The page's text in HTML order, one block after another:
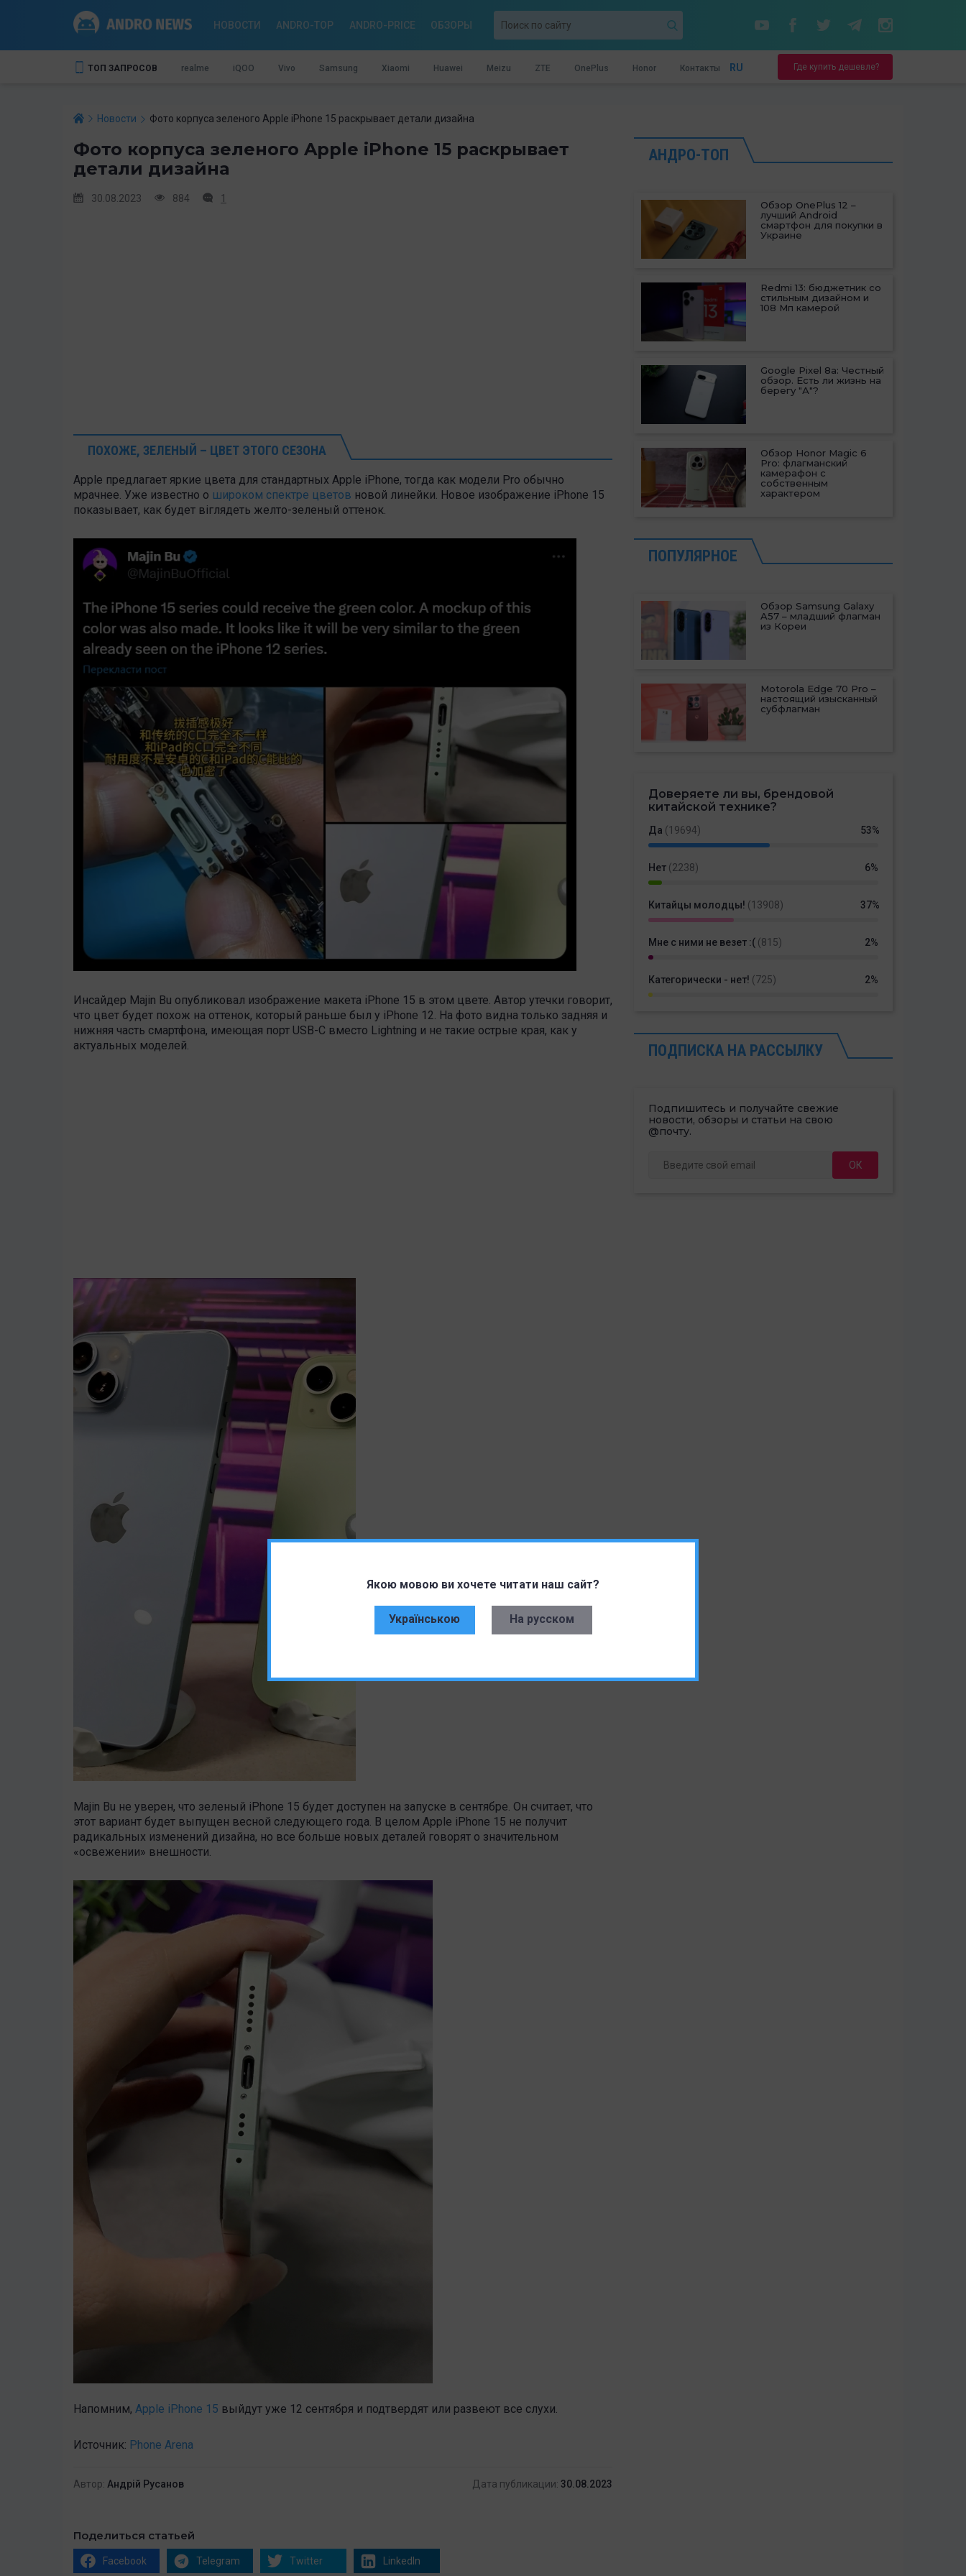
Якою мовою ви хочете читати наш сайт?
Українською На русском
НОВОСТИ ANDRO-TOP ANDRO-PRICE ОБЗОРЫ
ТОП ЗАПРОСОВ realme iQOO Vivo Samsung Xiaomi Huawei Meizu ZTE OnePlus Honor Контакты RU Где купить дешевле?
Новости Фото корпуса зеленого Apple iPhone 15 раскрывает детали дизайна
Фото корпуса зеленого Apple iPhone 15 раскрывает
детали дизайна
30.08.2023 884 1
ПОХОЖЕ, ЗЕЛЕНЫЙ – ЦВЕТ ЭТОГО СЕЗОНА
Apple предлагает яркие цвета для стандартных Apple iPhone, тогда как модели Pro обычно
мрачнее. Уже известно о широком спектре цветов новой линейки. Новое изображение iPhone 15
показывает, как будет віглядеть желто-зеленый оттенок.
Инсайдер Majin Bu опубликовал изображение макета iPhone 15 в этом цвете. Автор утечки говорит,
что цвет будет похож на оттенок, который раньше был у iPhone 12. На фото видна только задняя и
нижняя часть смартфона, имеющая порт USB-C вместо Lightning и не такие острые края, как у
актуальных моделей.
Majin Bu не уверен, что зеленый iPhone 15 будет доступен на запуске в сентябре. Он считает, что
этот вариант будет выпущен весной следующего года. В целом Apple iPhone 15 не получит
радикальных изменений дизайна, но все больше новых деталей говорят о значительном
«освежении» внешности.
Напомним, Apple iPhone 15 выйдут уже 12 сентября и подтвердят или развеют все слухи.
Источник: Phone Arena
Автор: Андрій Русанов Дата публикации: 30.08.2023
Поделиться статьей
Facebook Telegram Twitter LinkedIn
АНДРО-ТОП
Обзор OnePlus 12 –
лучший Android
смартфон для покупки в
Украине
Redmi 13: бюджетник со
стильным дизайном и
108 Мп камерой
Google Pixel 8a: Честный
обзор. Есть ли жизнь на
берегу "А"?
Обзор Honor Magic 6
Pro: флагманский
камерафон с
собственным
характером
ПОПУЛЯРНОЕ
Обзор Samsung Galaxy
A57 – младший флагман
из Кореи
Motorola Edge 70 Pro –
настоящий изысканный
субфлагман
Доверяете ли вы, брендовой
китайской технике?
Да (19694) 53%
Нет (2238) 6%
Китайцы молодцы! (13908) 37%
Мне с ними не везет :( (815) 2%
Категорически - нет! (725) 2%
ПОДПИСКА НА РАССЫЛКУ
Подпишитесь и получайте свежие
новости, обзоры и статьи на свою
@почту.
ОК